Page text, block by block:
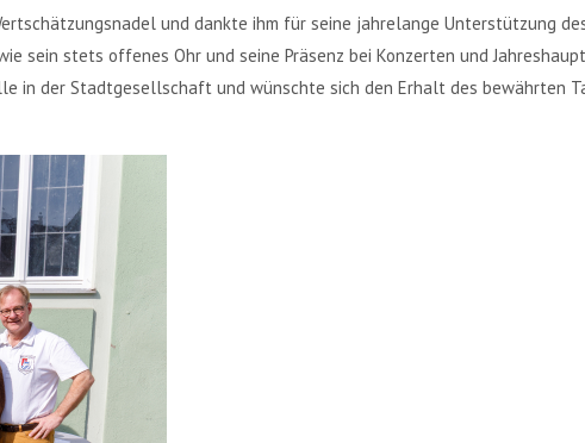
und dankte ihm für seine jahrelange Unterstützung
sein stets offenes Ohr und seine Präsenz bei Konzerten und
in der Stadtgesellschaft und wünschte sich den Erhalt des bewährten